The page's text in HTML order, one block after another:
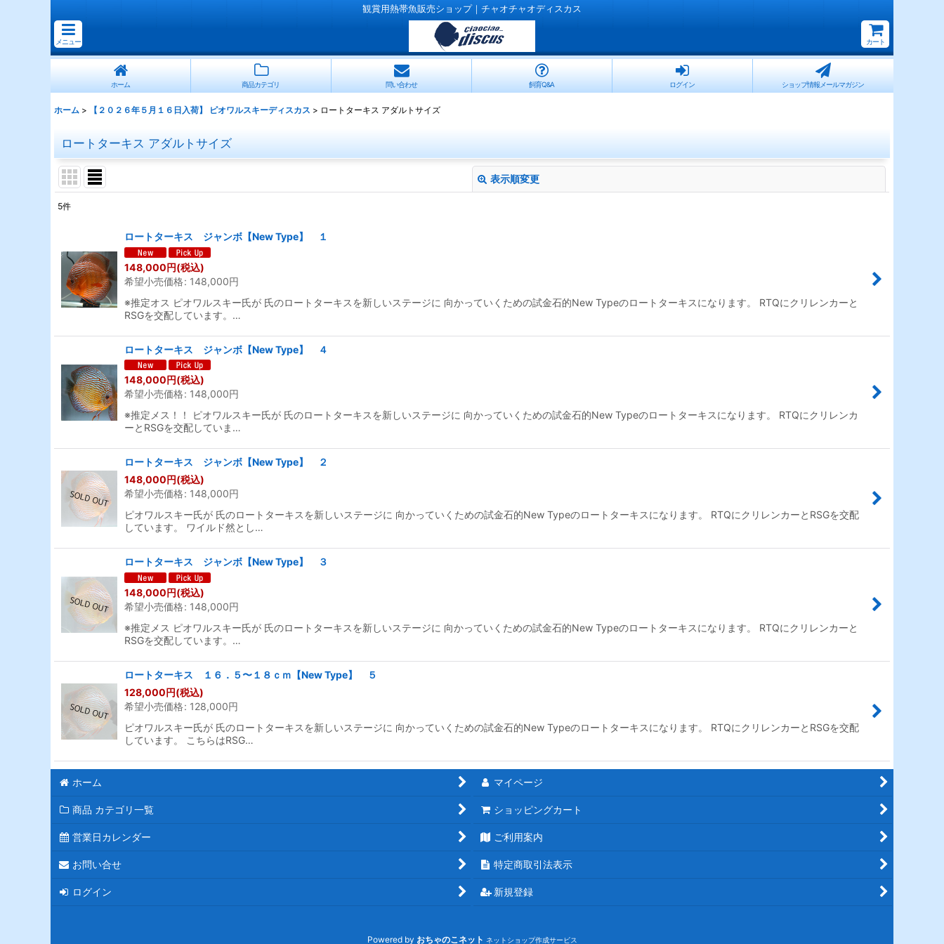
観賞用熱帯魚販売ショップ｜チャオチャオディスカス
メニュー カート
ホーム 商品カテゴリ 問い合わせ 飼育Q&A ログイン ショップ情報メールマガジン
ホーム > 【２０２６年５月１６日入荷】 ピオワルスキーディスカス > ロートターキス アダルトサイズ
ロートターキス アダルトサイズ
表示順変更
並び順:
5件
ロートターキス ジャンボ【New Type】 １
148,000円(税込)
希望小売価格: 148,000円
※推定オス ピオワルスキー氏が 氏のロートターキスを新しいステージに 向かっていくための試金石的New Typeのロートターキスになります。 RTQにクリレンカーと
RSGを交配しています。…
ロートターキス ジャンボ【New Type】 ４
148,000円(税込)
希望小売価格: 148,000円
※推定メス！！ ピオワルスキー氏が 氏のロートターキスを新しいステージに 向かっていくための試金石的New Typeのロートターキスになります。 RTQにクリレンカ
ーとRSGを交配していま…
ロートターキス ジャンボ【New Type】 ２
148,000円(税込)
希望小売価格: 148,000円
ピオワルスキー氏が 氏のロートターキスを新しいステージに 向かっていくための試金石的New Typeのロートターキスになります。 RTQにクリレンカーとRSGを交配
しています。 ワイルド然とし…
ロートターキス ジャンボ【New Type】 ３
148,000円(税込)
希望小売価格: 148,000円
※推定メス ピオワルスキー氏が 氏のロートターキスを新しいステージに 向かっていくための試金石的New Typeのロートターキスになります。 RTQにクリレンカーと
RSGを交配しています。…
ロートターキス １６．５〜１８ｃｍ【New Type】 ５
128,000円(税込)
希望小売価格: 128,000円
ピオワルスキー氏が 氏のロートターキスを新しいステージに 向かっていくための試金石的New Typeのロートターキスになります。 RTQにクリレンカーとRSGを交配
しています。 こちらはRSG…
ホーム マイページ
商品 カテゴリ一覧 ショッピングカート
営業日カレンダー ご利用案内
お問い合せ 特定商取引法表示
ログイン 新規登録
Powered by おちゃのこネット ネットショップ作成サービス